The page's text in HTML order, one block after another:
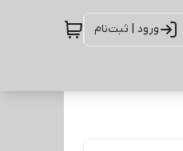
ورود | ثبت‌نام